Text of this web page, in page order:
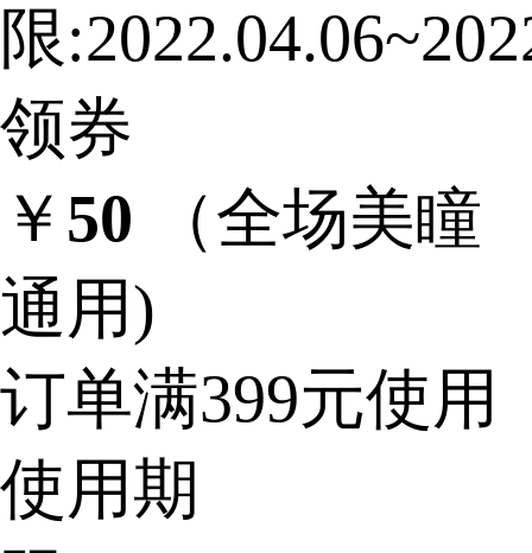
限
领券
￥ 50
（全场美瞳
通用)
订单满399元使用
使用期